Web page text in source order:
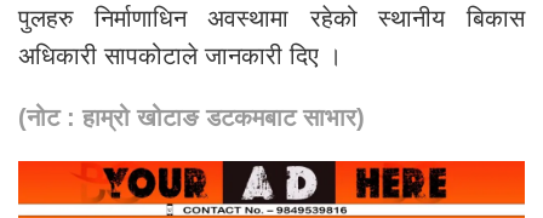
पुलहरु निर्माणाधिन अवस्थामा रहेको स्थानीय बिकास
अधिकारी सापकोटाले जानकारी दिए ।
(नोट : हाम्रो खोटाङ डटकमबाट साभार)